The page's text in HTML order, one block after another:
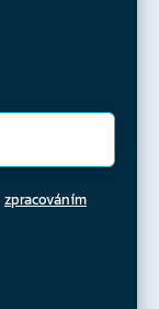
zpracováním